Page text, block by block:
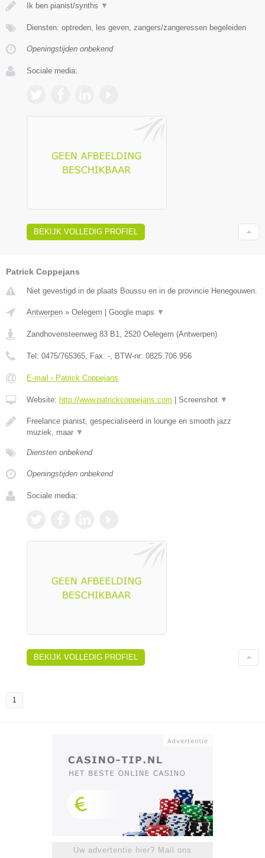
Ik ben pianist/synths ▼
Diensten: optreden, les geven, zangers/zangeressen begeleiden
Openingstijden onbekend
Sociale media:
BEKIJK VOLLEDIG PROFIEL
Patrick Coppejans
Niet gevestigd in de plaats Boussu en in de provincie Henegouwen.
Antwerpen » Oelegem Google maps ▼
Zandhovensteenweg 83 B1, 2520 Oelegem (Antwerpen)
Tel: 0475/765365, Fax: -, BTW-nr: 0825.706.956
E-mail › Patrick Coppejans
Website: http://www.patrickcoppejans.com Screenshot ▼
Freelance pianist, gespecialiseerd in lounge en smooth jazz
muziek, maar ▼
Diensten onbekend
Openingstijden onbekend
Sociale media:
BEKIJK VOLLEDIG PROFIEL
1
Uw advertentie hier? Mail ons